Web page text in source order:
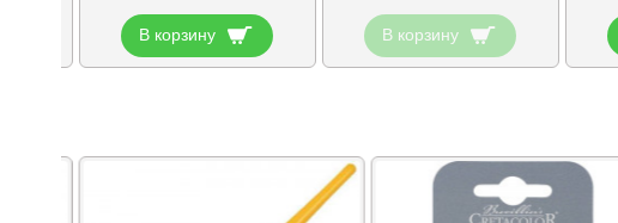
В корзину В корзину